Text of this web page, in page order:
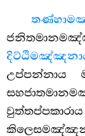
උප්පන්නාය